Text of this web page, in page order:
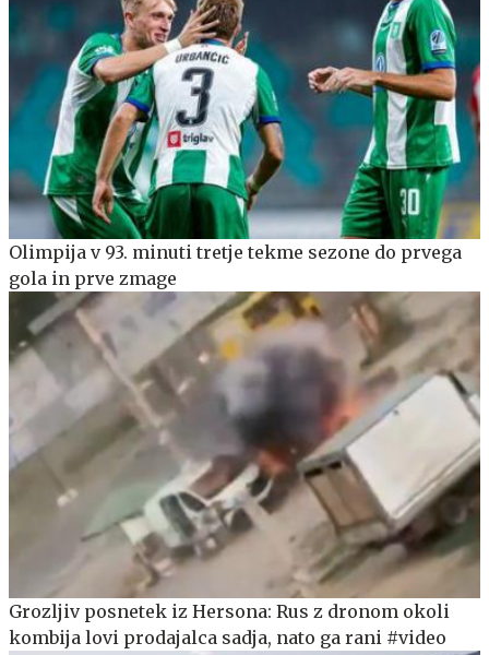
Olimpija v 93. minuti tretje tekme sezone do prvega
gola in prve zmage
Grozljiv posnetek iz Hersona: Rus z dronom okoli
kombija lovi prodajalca sadja, nato ga rani #video